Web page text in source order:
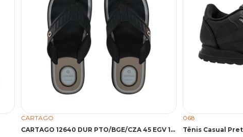
CARTAGO
CARTAGO 12640 DUR PTO/BGE/CZA 45 EGV 12640 PRETO/BEGE/CINZA
068
Tênis Casual